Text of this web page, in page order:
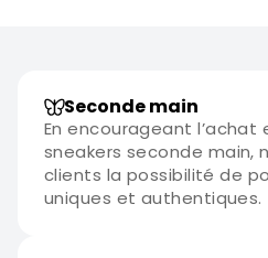
Seconde main
En encourageant
sneakers seconde main,
clients la possibilité de
uniques et authentiques.